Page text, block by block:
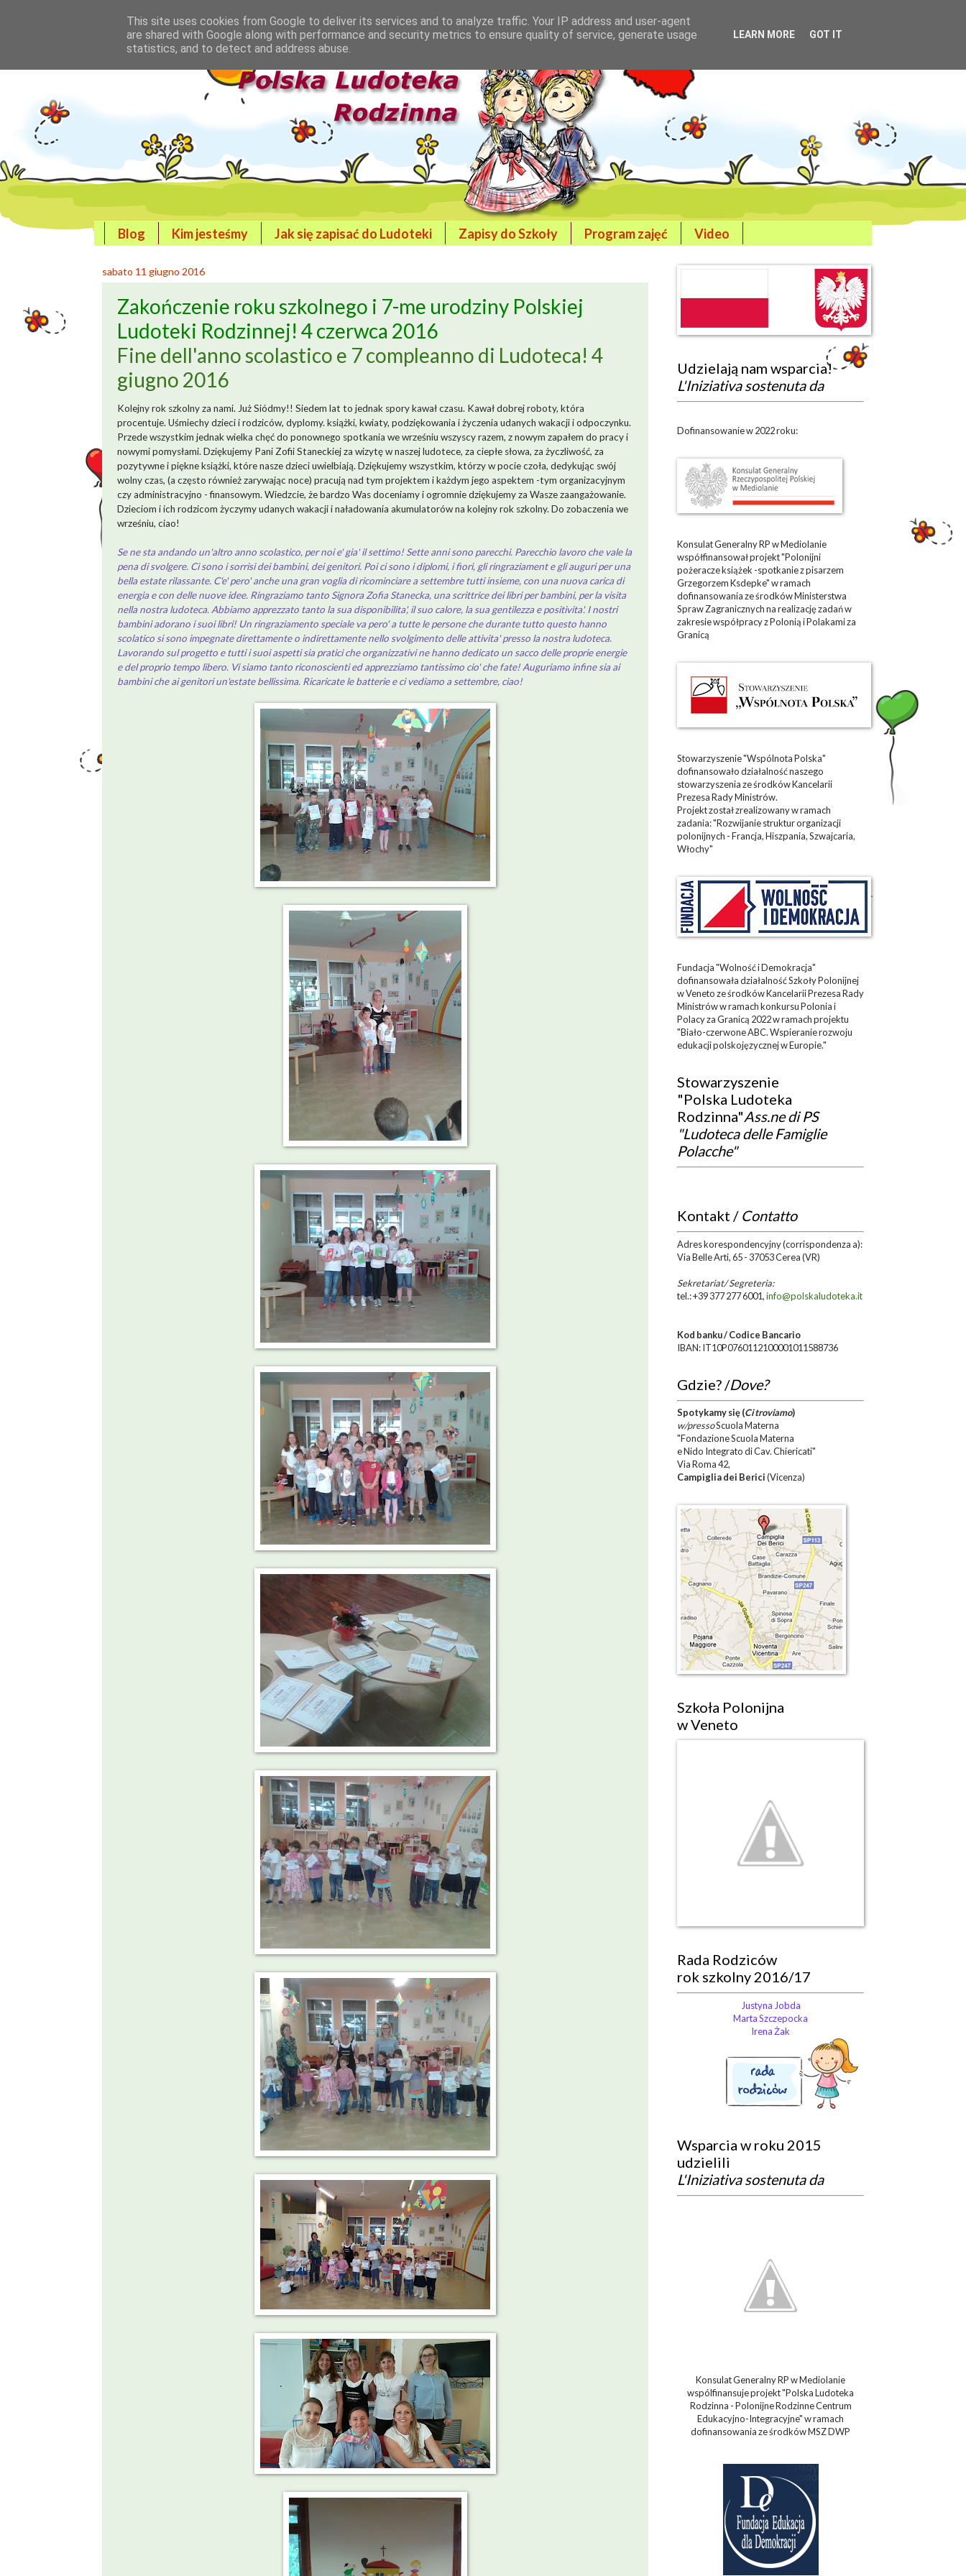
Blog Kim jesteśmy Jak się zapisać do Ludoteki Zapisy do Szkoły Program zajęć Video
sabato 11 giugno 2016
Zakończenie roku szkolnego i 7-me urodziny Polskiej
Ludoteki Rodzinnej! 4 czerwca 2016
Fine dell'anno scolastico e 7 compleanno di Ludoteca! 4
giugno 2016
Kolejny rok szkolny za nami. Już Siódmy!! Siedem lat to jednak spory kawał czasu. Kawał dobrej roboty, która
procentuje. Uśmiechy dzieci i rodziców, dyplomy. książki, kwiaty, podziękowania i życzenia udanych wakacji i odpoczynku.
Przede wszystkim jednak wielka chęć do ponownego spotkania we wrześniu wszyscy razem, z nowym zapałem do pracy i
nowymi pomysłami. Dziękujemy Pani Zofii Staneckiej za wizytę w naszej ludotece, za ciepłe słowa, za życzliwość, za
pozytywne i piękne książki, które nasze dzieci uwielbiają. Dziękujemy wszystkim, którzy w pocie czoła, dedykując swój
wolny czas, (a często również zarywając noce) pracują nad tym projektem i każdym jego aspektem -tym organizacyjnym
czy administracyjno - finansowym. Wiedzcie, że bardzo Was doceniamy i ogromnie dziękujemy za Wasze zaangażowanie.
Dzieciom i ich rodzicom życzymy udanych wakacji i naładowania akumulatorów na kolejny rok szkolny. Do zobaczenia we
wrześniu, ciao!
Se ne sta andando un'altro anno scolastico, per noi e' gia' il settimo! Sette anni sono parecchi. Parecchio lavoro che vale la
pena di svolgere. Ci sono i sorrisi dei bambini, dei genitori. Poi ci sono i diplomi, i fiori, gli ringraziament e gli auguri per una
bella estate rilassante. C'e' pero' anche una gran voglia di ricominciare a settembre tutti insieme, con una nuova carica di
energia e con delle nuove idee. Ringraziamo tanto Signora Zofia Stanecka, una scrittrice dei libri per bambini, per la visita
nella nostra ludoteca. Abbiamo apprezzato tanto la sua disponibilita', il suo calore, la sua gentilezza e positivita'. I nostri
bambini adorano i suoi libri! Un ringraziamento speciale va pero' a tutte le persone che durante tutto questo hanno
scolatico si sono impegnate direttamente o indirettamente nello svolgimento delle attivita' presso la nostra ludoteca.
Lavorando sul progetto e tutti i suoi aspetti sia pratici che organizzativi ne hanno dedicato un sacco delle proprie energie
e del proprio tempo libero. Vi siamo tanto riconoscienti ed apprezziamo tantissimo cio' che fate! Auguriamo infine sia ai
bambini che ai genitori un'estate bellissima. Ricaricate le batterie e ci vediamo a settembre, ciao!
Udzielają nam wsparcia!
L'Iniziativa sostenuta da
Dofinansowanie w 2022 roku:
Konsulat Generalny RP w Mediolanie
współfinansował projekt "Polonijni
pożeracze książek -spotkanie z pisarzem
Grzegorzem Ksdepke" w ramach
dofinansowania ze środków Ministerstwa
Spraw Zagranicznych na realizację zadań w
zakresie współpracy z Polonią i Polakami za
Granicą
Stowarzyszenie "Wspólnota Polska"
dofinansowało działalność naszego
stowarzyszenia ze środków Kancelarii
Prezesa Rady Ministrów.
Projekt został zrealizowany w ramach
zadania: "Rozwijanie struktur organizacji
polonijnych - Francja, Hiszpania, Szwajcaria,
Włochy"
Fundacja "Wolność i Demokracja"
dofinansowała działalność Szkoły Polonijnej
w Veneto ze środków Kancelarii Prezesa Rady
Ministrów w ramach konkursu Polonia i
Polacy za Granicą 2022 w ramach projektu
"Biało-czerwone ABC. Wspieranie rozwoju
edukacji polskojęzycznej w Europie."
Stowarzyszenie
"Polska Ludoteka
Rodzinna"Ass.ne di PS
"Ludoteca delle Famiglie
Polacche"
Kontakt /Contatto
Adres korespondencyjny (corrispondenza a):
Via Belle Arti, 65 - 37053 Cerea (VR)
Sekretariat/ Segreteria:
tel.: +39 377 277 6001,info@polskaludoteka.it
Kod banku / Codice Bancario
IBAN: IT10P0760112100001011588736
Gdzie? /Dove?
Spotykamy się(Ci troviamo)
w/pressoScuola Materna
"Fondazione Scuola Materna
e Nido Integrato di Cav. Chiericati"
Via Roma 42,
Campiglia dei Berici(Vicenza)
Szkoła Polonijna
w Veneto
Rada Rodziców
rok szkolny 2016/17
Justyna Jobda
Marta Szczepocka
Irena Żak
Wsparcia w roku 2015
udzielili
L'Iniziativa sostenuta da
Konsulat Generalny RP w Mediolanie
wspólfinansuje projekt "Polska Ludoteka
Rodzinna - Polonijne Rodzinne Centrum
Edukacyjno-Integracyjne" w ramach
dofinansowania ze środków MSZ DWP
This site uses cookies from Google to deliver its services and to analyze traffic. Your IP address and user-agent
are shared with Google along with performance and security metrics to ensure quality of service, generate usage
statistics, and to detect and address abuse.
LEARN MORE GOT IT